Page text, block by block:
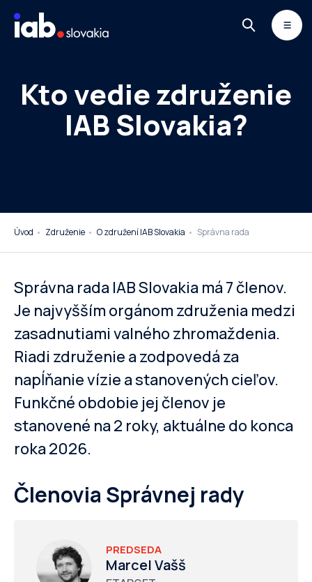
NEWSLETTER
Kto vedie združenie
IAB Slovakia?
Úvod Združenie O združení IAB Slovakia Správna rada
Správna rada IAB Slovakia má 7 členov.
Je najvyšším orgánom združenia medzi
zasadnutiami valného zhromaždenia.
Riadi združenie a zodpovedá za
napĺňanie vízie a stanovených cieľov.
Funkčné obdobie jej členov je
stanovené na 2 roky, aktuálne do konca
roka 2026.
Členovia Správnej rady
PREDSEDA
Marcel Vašš